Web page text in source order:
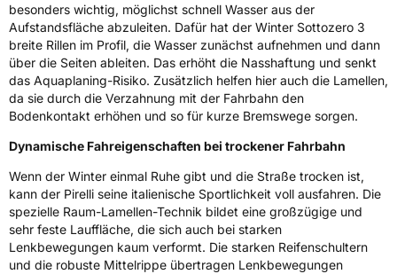
EisgripNein
EPREL ID595713
Allgemeine Produktsicherheit (GPSR)
HerstellerkontaktPIRELLI TYRE SPA, Viale Piero e Alberto
Pirelli 25 20126 Milano Italien,
www.pirelli.com,
consumer.support@pirelli.com
besonders wichtig, möglichst schnell Wasser aus der
Aufstandsfläche abzuleiten. Dafür hat der Winter Sottozero 3
breite Rillen im Profil, die Wasser zunächst aufnehmen und dann
über die Seiten ableiten. Das erhöht die Nasshaftung und senkt
das Aquaplaning-Risiko. Zusätzlich helfen hier auch die Lamellen,
da sie durch die Verzahnung mit der Fahrbahn den
Bodenkontakt erhöhen und so für kurze Bremswege sorgen.
Dynamische Fahreigenschaften bei trockener Fahrbahn
Wenn der Winter einmal Ruhe gibt und die Straße trocken ist,
kann der Pirelli seine italienische Sportlichkeit voll ausfahren. Die
spezielle Raum-Lamellen-Technik bildet eine großzügige und
sehr feste Lauffläche, die sich auch bei starken
Lenkbewegungen kaum verformt. Die starken Reifenschultern
und die robuste Mittelrippe übertragen Lenkbewegungen